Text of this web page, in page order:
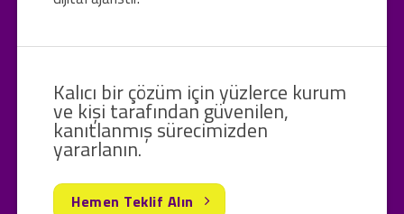
Kalıcı bir çözüm için yüzlerce kurum
ve kişi tarafından güvenilen,
kanıtlanmış sürecimizden
yararlanın.
Hemen Teklif Alın